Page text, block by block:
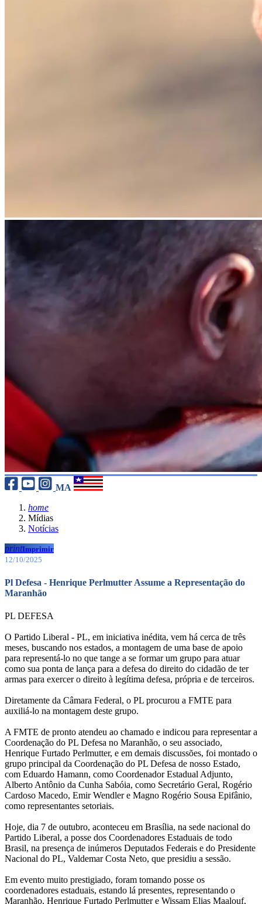
MA
home
Mídias
Notícias
printImprimir
12/10/2025
Pl Defesa - Henrique Perlmutter Assume a Representação do
Maranhão
PL DEFESA
O Partido Liberal - PL, em iniciativa inédita, vem há cerca de três
meses, buscando nos estados, a montagem de uma base de apoio
para representá-lo no que tange a se formar um grupo para atuar
como sua ponta de lança para a defesa do direito do cidadão de ter
armas para exercer o direito à legítima defesa, própria e de terceiros.
Diretamente da Câmara Federal, o PL procurou a FMTE para
auxiliá-lo na montagem deste grupo.
A FMTE de pronto atendeu ao chamado e indicou para representar a
Coordenação do PL Defesa no Maranhão, o seu associado,
Henrique Furtado Perlmutter, e em demais discussões, foi montado o
grupo principal da Coordenação do PL Defesa de nosso Estado,
com Eduardo Hamann, como Coordenador Estadual Adjunto,
Alberto Antônio da Cunha Sabóia, como Secretário Geral, Rogério
Cardoso Macedo, Emir Wendler e Magno Rogério Sousa Epifânio,
como representantes setoriais.
Hoje, dia 7 de outubro, aconteceu em Brasília, na sede nacional do
Partido Liberal, a posse dos Coordenadores Estaduais de todo
Brasil, na presença de inúmeros Deputados Federais e do Presidente
Nacional do PL, Valdemar Costa Neto, que presidiu a sessão.
Em evento muito prestigiado, foram tomando posse os
coordenadores estaduais, estando lá presentes, representando o
Maranhão, Henrique Furtado Perlmutter e Wissam Elias Maalouf,